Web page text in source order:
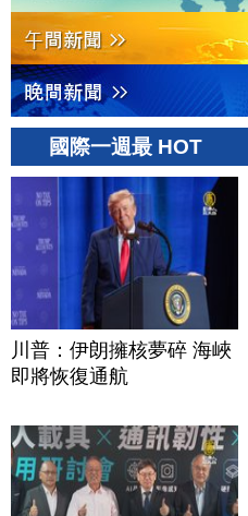
國際一週最 HOT
川普：伊朗擁核夢碎 海峽
即將恢復通航